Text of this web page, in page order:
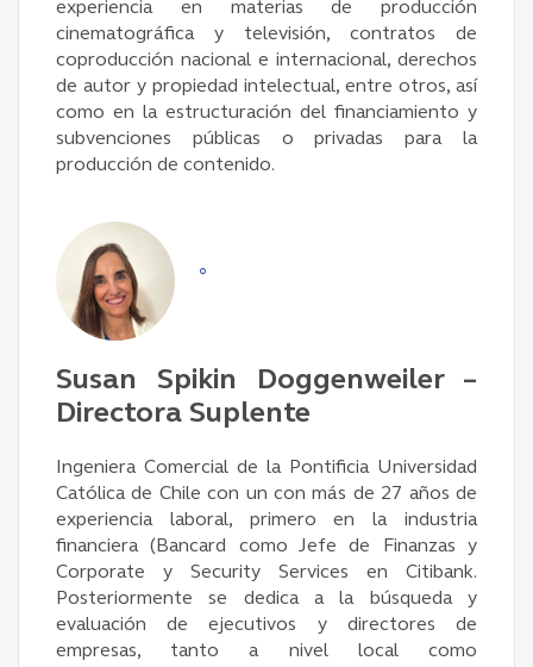
experiencia en materias de producción
cinematográfica y televisión, contratos de
coproducción nacional e internacional, derechos
de autor y propiedad intelectual, entre otros, así
como en la estructuración del financiamiento y
subvenciones públicas o privadas para la
producción de contenido.
°
Susan Spikin Doggenweiler –
Directora Suplente
Ingeniera Comercial de la Pontificia Universidad
Católica de Chile con un con más de 27 años de
experiencia laboral, primero en la industria
financiera (Bancard como Jefe de Finanzas y
Corporate y Security Services en Citibank.
Posteriormente se dedica a la búsqueda y
evaluación de ejecutivos y directores de
empresas, tanto a nivel local como